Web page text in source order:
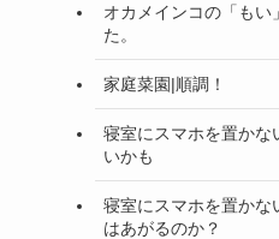
オカメインコの「もい
た。
家庭菜園|順調！
寝室にスマホを置かな
いかも
寝室にスマホを置かな
はあがるのか？